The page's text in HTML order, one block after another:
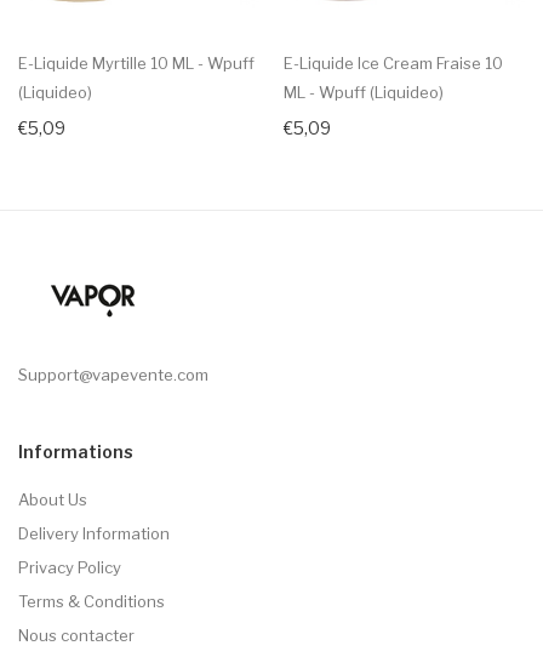
E-Liquide Myrtille 10 ML - Wpuff
(Liquideo)
€5,09
E-Liquide Ice Cream Fraise 10
ML - Wpuff (Liquideo)
€5,09
Support@vapevente.com
Informations
About Us
Delivery Information
Privacy Policy
Terms & Conditions
Nous contacter